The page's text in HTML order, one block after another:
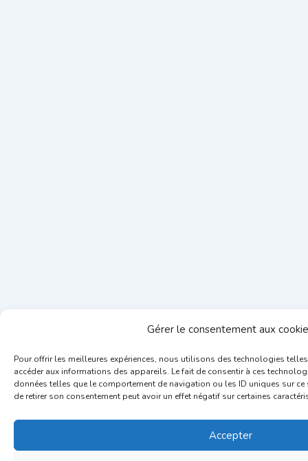
Gérer le consentement aux
Pour offrir les meilleures expériences, nous utilisons des technologies
accéder aux informations des appareils. Le fait de consentir à ces
données telles que le comportement de navigation ou les ID uniques sur ce
de retirer son consentement peut avoir un effet négatif sur certaines
Accepter